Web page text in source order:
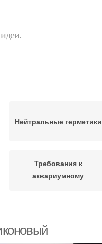
Нейтральные герметики
Требования к
аквариумному
акриловых ванн